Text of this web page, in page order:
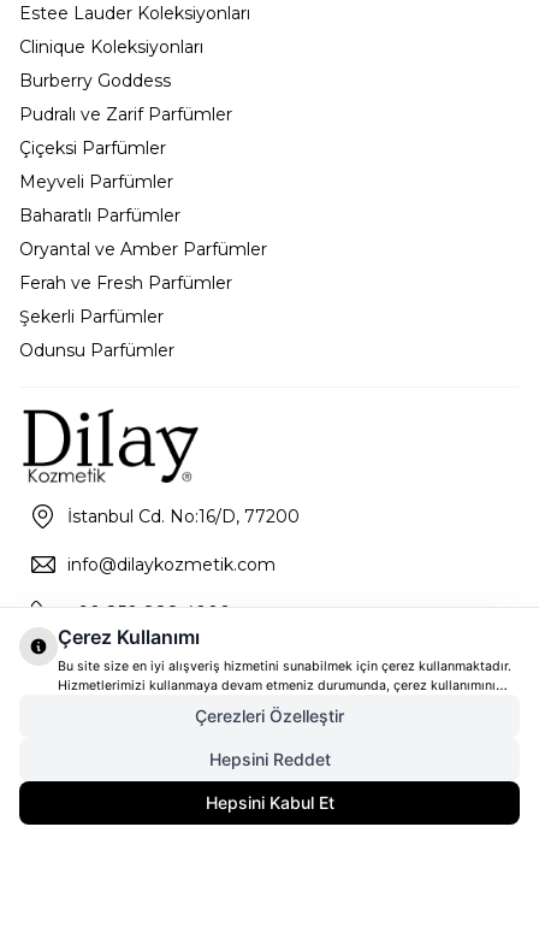
7.645,00TL
4.969,25
Estee Lauder Koleksiyonları
Clinique Koleksiyonları
Burberry Goddess
Pudralı ve Zarif Parfümler
Çiçeksi Parfümler
Meyveli Parfümler
Baharatlı Parfümler
Oryantal ve Amber Parfümler
Ferah ve Fresh Parfümler
Şekerli Parfümler
Odunsu Parfümler
İstanbul Cd. No:16/D, 77200
info@dilaykozmetik.com
+90 850 888 4000
Çerez Kullanımı
Bu site size en iyi alışveriş hizmetini sunabilmek için çerez kullanmaktadır.
Hizmetlerimizi kullanmaya devam etmeniz durumunda, çerez kullanımını
kabul ettiğinizi varsayacağız. Çerezler hakkında daha fazla bilgi ve nasıl
reddedeceğinizi öğrenmek içintıklayınız
Çerezleri Özelleştir
Hepsini Reddet
Hepsini Kabul Et